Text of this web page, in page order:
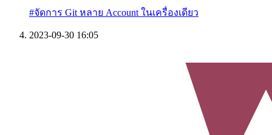
#จัดการ Git หลาย Account ในเครื่องเดียว
2023-09-30 16:05